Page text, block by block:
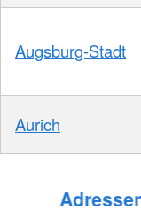
Augsburg-Stadt
Aurich